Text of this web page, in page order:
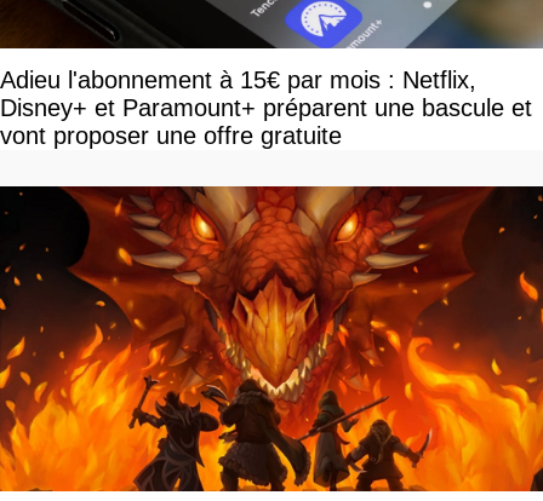
Adieu l'abonnement à 15€ par mois : Netflix,
Disney+ et Paramount+ préparent une bascule et
vont proposer une offre gratuite